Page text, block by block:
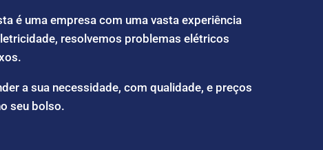
é uma empresa com uma vasta experiência
resolvemos problemas elétricos
a sua necessidade, com qualidade, e preços
seu bolso.